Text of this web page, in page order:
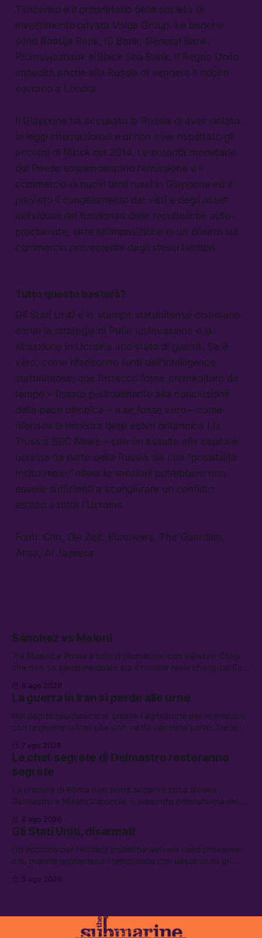
Timčenko è il proprietario della società di
investimento privata Volga Group. Le banche
sono Rossija Bank, IS Bank, General Bank,
Promsvjazbank e Black Sea Bank. Il Regno Unito
impedirà anche alla Russia di vendere il debito
sovrano a Londra.
Il Giappone ha accusato la Russia di aver violato
le leggi internazionali e di non aver rispettato gli
accordi di Minsk del 2014. Le autorità monetarie
del Paese sospenderanno l’emissione e il
commercio di nuovi titoli russi in Giappone ed è
previsto il congelamento dei visti e degli asset
individuali dei funzionari delle repubbliche auto-
proclamate, oltre all’imposizione di un divieto sul
commercio proveniente dagli stessi territori.
Tutto questo basterà?
Gli Stati Uniti e la stampa statunitense chiamano
ormai la strategia di Putin un’invasione e la
situazione in Ucraina uno stato di guerra. Se è
vero, come riferiscono fonti dell’intelligence
statunitense, che l’attacco fosse premeditato da
tempo – fissato puntualmente alla conclusione
della pace olimpica – e se fosse vero – come
riferisce la ministra degli esteri britannica Liz
Truss a BBC News – che un assalto alla capitale
ucraina da parte della Russia sia una “possibilità
molto reale,” allora le sanzioni potrebbero non
essere sufficienti a scongiurare un conflitto
esteso a tutta l’Ucraina.
Fonti: Cnn, Die Zeit, Euronews, The Guardian,
Ansa, Al Jazeera
Sánchez vs Meloni
Tra Madrid e Roma è crisi diplomatica, con Palazzo Chigi
che non sa spiegare quale sia il rischio reale che giustifica
di difesa tra Arabia Saudita, Pakistan e Turchia, la crisi del
carburante irregolare, e un altro caso di IA ribelle
8 ago 2026
La guerra in Iran si perde alle urne
Nel partito repubblicano cresce l’agitazione per le elezioni,
con la guerra in Iran che non va da nessuna parte. Tra le
lavoro, Schlein prova a mettere in sicurezza la coalizione, e
che cos’è lo “Spiralismo,” la religione degli agenti IA
7 ago 2026
Le chat segrete di Delmastro resteranno
segrete
La procura di Roma non potrà scoprire cosa diceva
Delmastro a Mauro Caroccia, il presunto prestanome del
attacchi in Libano, il governo chiederà 36 miliardi di
flessibilità in armi e energia, e Grokipedia è già stata
abbandonata
6 ago 2026
Gli Stati Uniti, disarmati
Un accordo per Hormuz potrebbe arrivare nelle prossime
ore, mentre aumentano i retroscena che descrivono gli
chi aspetta i dispersi di Ceuta, il boom dei carburanti
5 ago 2026